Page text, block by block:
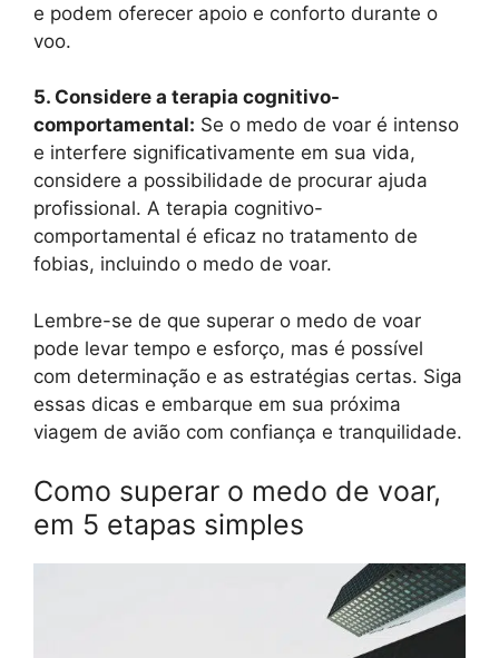
e podem oferecer apoio e conforto durante o
voo.
5. Considere a terapia cognitivo-
comportamental: Se o medo de voar é intenso
e interfere significativamente em sua vida,
considere a possibilidade de procurar ajuda
profissional. A terapia cognitivo-
comportamental é eficaz no tratamento de
fobias, incluindo o medo de voar.
Lembre-se de que superar o medo de voar
pode levar tempo e esforço, mas é possível
com determinação e as estratégias certas. Siga
essas dicas e embarque em sua próxima
viagem de avião com confiança e tranquilidade.
Como superar o medo de voar,
em 5 etapas simples